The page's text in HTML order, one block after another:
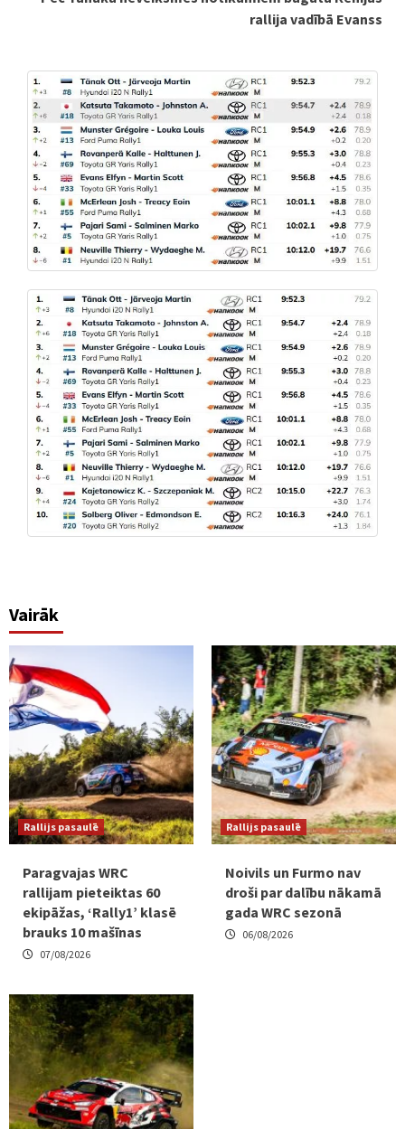
rallija vadībā Evanss
Vairāk
Rallijs pasaulē
Paragvajas WRC
rallijam pieteiktas 60
ekipāžas, ‘Rally1’ klasē
brauks 10 mašīnas
07/08/2026
Rallijs pasaulē
Noivils un Furmo nav
droši par dalību nākamā
gada WRC sezonā
06/08/2026